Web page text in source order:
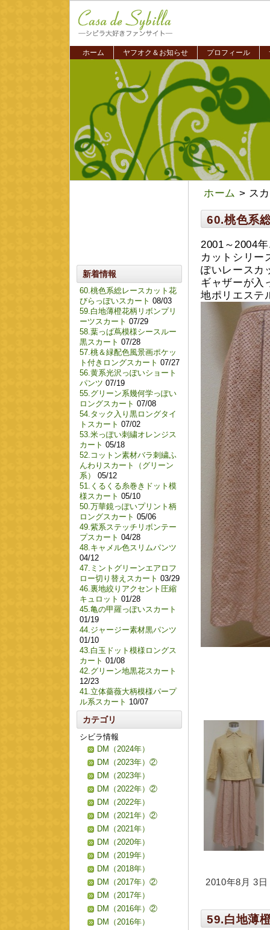
ホーム ヤフオク＆お知らせ プロフィール
ホーム > ス
60.桃色系
2001～2004
カットシリー
ぽいレースカ
ギャザーが入
地ポリエステ
2010年8月 3
59.白地薄
新着情報
60.桃色系総レースカット花
びらっぽいスカート 08/03
59.白地薄橙花柄リボンプリ
ーツスカート 07/29
58.葉っぱ蔦模様シースルー
黒スカート 07/28
57.桃＆緑配色風景画ポケッ
ト付きロングスカート 07/27
56.黄系光沢っぽいショート
パンツ 07/19
55.グリーン系幾何学っぽい
ロングスカート 07/08
54.タック入り黒ロングタイ
トスカート 07/02
53.米っぽい刺繍オレンジス
カート 05/18
52.コットン素材バラ刺繍ふ
んわりスカート（グリーン
系）
05/12
51.くるくる糸巻きドット模
様スカート 05/10
50.万華鏡っぽいプリント柄
ロングスカート 05/06
49.紫系ステッチリボンテー
プスカート 04/28
48.キャメル色スリムパンツ
04/12
47.ミントグリーンエアロフ
ロー切り替えスカート 03/29
46.裏地絞りアクセント圧縮
キュロット 01/28
45.亀の甲羅っぽいスカート
01/19
44.ジャージー素材黒パンツ
01/10
43.白玉ドット模様ロングス
カート 01/08
42.グリーン地黒花スカート
12/23
41.立体薔薇大柄模様パープ
ル系スカート 10/07
カテゴリ
シビラ情報
DM（2024年）
DM（2023年）②
DM（2023年）
DM（2022年）②
DM（2022年）
DM（2021年）②
DM（2021年）
DM（2020年）
DM（2019年）
DM（2018年）
DM（2017年）②
DM（2017年）
DM（2016年）②
DM（2016年）